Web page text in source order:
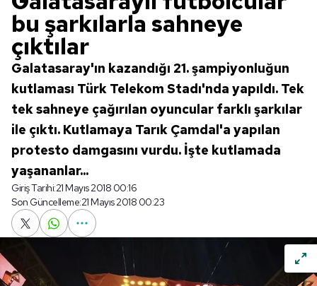
bu şarkılarla sahneye
çıktılar
Galatasaray'ın kazandığı 21. şampiyonluğun
kutlaması Türk Telekom Stadı'nda yapıldı. Tek
tek sahneye çağırılan oyuncular farklı şarkılar
ile çıktı. Kutlamaya Tarık Çamdal'a yapılan
protesto damgasını vurdu. İşte kutlamada
yaşananlar...
Giriş Tarihi:21 Mayıs 2018 00:16
Son Güncelleme:21 Mayıs 2018 00:23